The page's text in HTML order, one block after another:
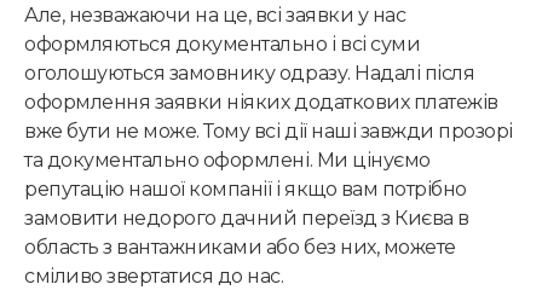
Але, незважаючи на це, всі заявки у нас
оформляються документально і всі суми
оголошуються замовнику одразу. Надалі після
оформлення заявки ніяких додаткових платежів
вже бути не може. Тому всі дії наші завжди прозорі
та документально оформлені. Ми цінуємо
репутацію нашої компанії і якщо вам потрібно
замовити недорого дачний переїзд з Києва в
область з вантажниками або без них, можете
сміливо звертатися до нас.